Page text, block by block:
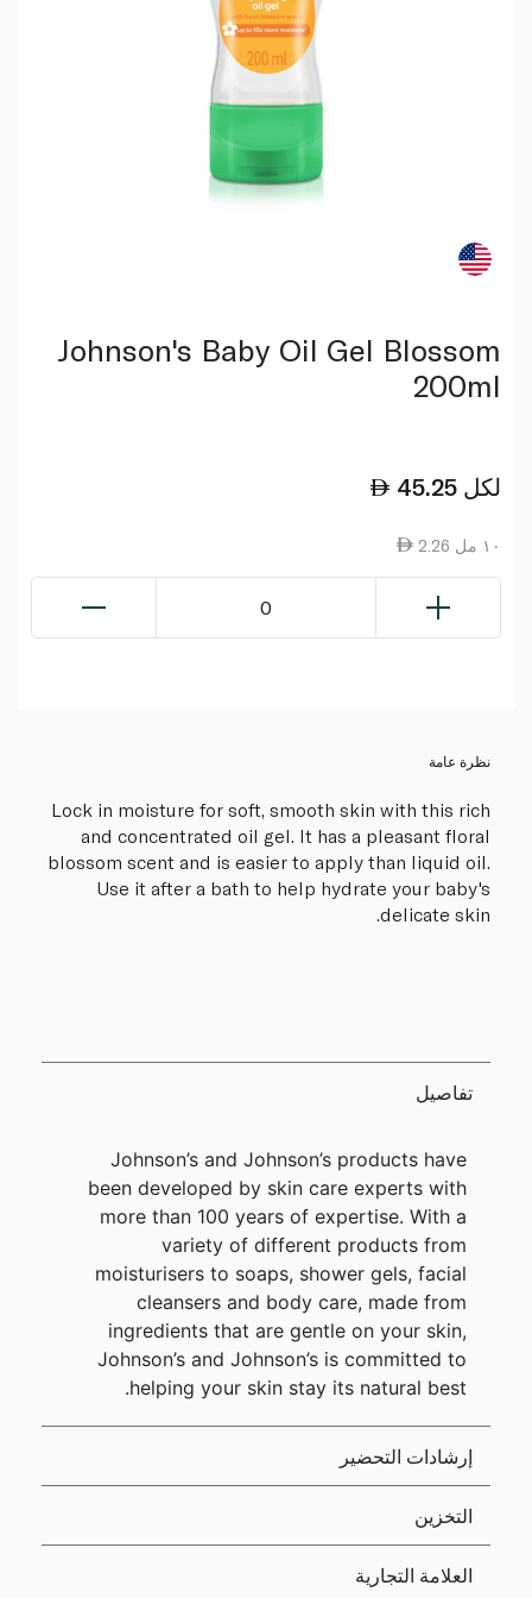
Johnson's Baby Oil Gel Blossom
200ml
45.25 لكل
2.26 ١٠ مل
0
نظرة عامة
Lock in moisture for soft, smooth skin with this rich
and concentrated oil gel. It has a pleasant floral
blossom scent and is easier to apply than liquid oil.
Use it after a bath to help hydrate your baby's
delicate skin.
تفاصيل
Johnson’s and Johnson’s products have
been developed by skin care experts with
more than 100 years of expertise. With a
variety of different products from
moisturisers to soaps, shower gels, facial
cleansers and body care, made from
ingredients that are gentle on your skin,
Johnson’s and Johnson’s is committed to
helping your skin stay its natural best.
إرشادات التحضير
التخزين
العلامة التجارية